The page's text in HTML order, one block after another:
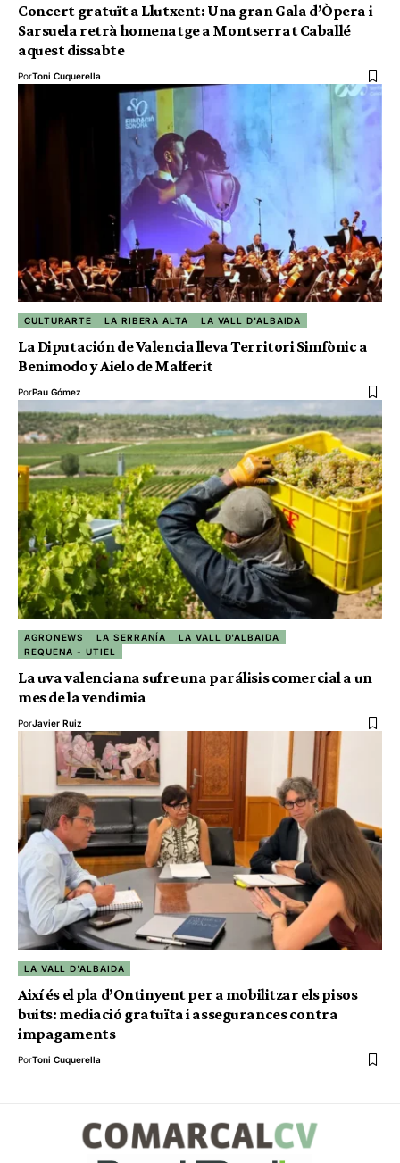
Concert gratuït a Llutxent: Una gran Gala d’Òpera i
Sarsuela retrà homenatge a Montserrat Caballé
aquest dissabte
PorToni Cuquerella
CULTURARTE LA RIBERA ALTA LA VALL D'ALBAIDA
La Diputación de Valencia lleva Territori Simfònic a
Benimodo y Aielo de Malferit
PorPau Gómez
AGRONEWS LA SERRANÍA
LA VALL D'ALBAIDA
REQUENA - UTIEL
La uva valenciana sufre una parálisis comercial a un
mes de la vendimia
PorJavier Ruiz
LA VALL D'ALBAIDA
Així és el pla d’Ontinyent per a mobilitzar els pisos
buits: mediació gratuïta i assegurances contra
impagaments
PorToni Cuquerella